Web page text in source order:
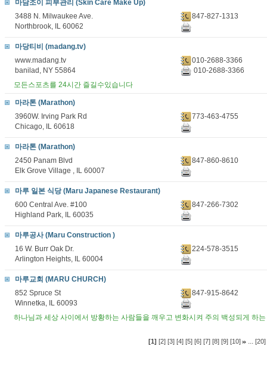
마담조이 피부관리 (Skin Care Make Up)
3488 N. Milwaukee Ave.
Northbrook, IL 60062
847-827-1313
마당티비 (madang.tv)
www.madang.tv
banilad, NY 55864
010-2688-3366
010-2688-3366
모든스포츠를 24시간 즐길수있습니다
마라톤 (Marathon)
3960W. Irving Park Rd
Chicago, IL 60618
773-463-4755
마라톤 (Marathon)
2450 Panam Blvd
Elk Grove Village , IL 60007
847-860-8610
마루 일본 식당 (Maru Japanese Restaurant)
600 Central Ave. #100
Highland Park, IL 60035
847-266-7302
마루공사 (Maru Construction )
16 W. Burr Oak Dr.
Arlington Heights, IL 60004
224-578-3515
마루교회 (MARU CHURCH)
852 Spruce St
Winnetka, IL 60093
847-915-8642
하나님과 세상 사이에서 방황하는 사람들을 깨우고 변화시켜 주의 백성되게 하
[1] [2] [3] [4] [5] [6] [7] [8] [9] [10] ... [20]